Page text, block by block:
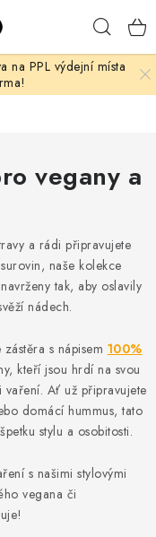
na PPL výdejní místa
vegany a
a rádi připravujete
naše kolekce
tak, aby oslavily
nádech.
s nápisem 100%
kteří jsou hrdí na svou
Ať už připravujete
domácí hummus, tato
stylu a osobitosti.
s našimi stylovými
vegana či